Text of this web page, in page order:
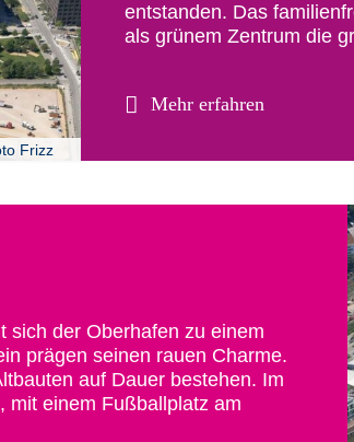
Frizz
entstanden. Das
als grünem Zentrum die
Mehr erfahren
sich der Oberhafen zu einem
prägen seinen rauen Charme.
auf Dauer bestehen. Im
mit einem Fußballplatz am